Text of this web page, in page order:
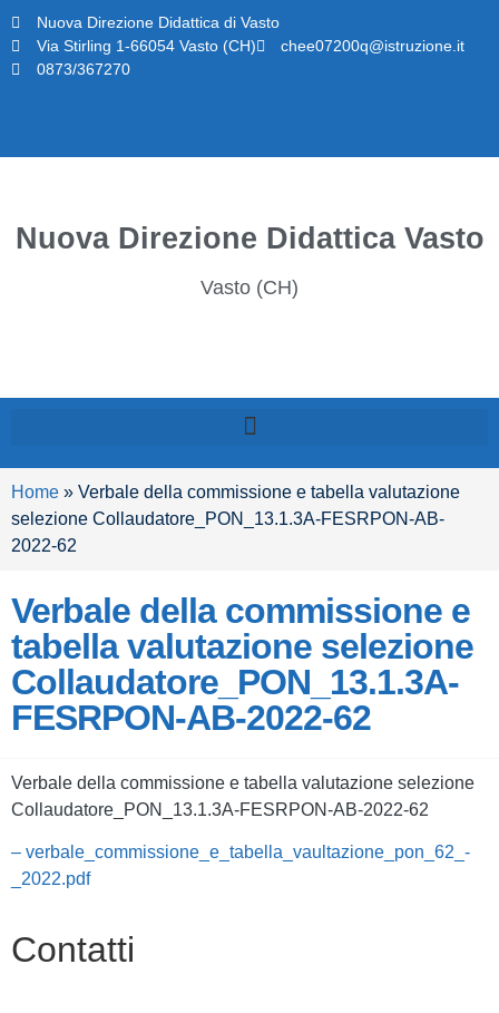
Nuova Direzione Didattica di Vasto
Via Stirling 1-66054 Vasto (CH)
chee07200q@istruzione.it
0873/367270
Nuova Direzione Didattica Vasto
Vasto (CH)
Home » Verbale della commissione e tabella valutazione
selezione Collaudatore_PON_13.1.3A-FESRPON-AB-
2022-62
Verbale della commissione e
tabella valutazione selezione
Collaudatore_PON_13.1.3A-
FESRPON-AB-2022-62
Verbale della commissione e tabella valutazione selezione
Collaudatore_PON_13.1.3A-FESRPON-AB-2022-62
– verbale_commissione_e_tabella_vaultazione_pon_62_-
_2022.pdf
Contatti